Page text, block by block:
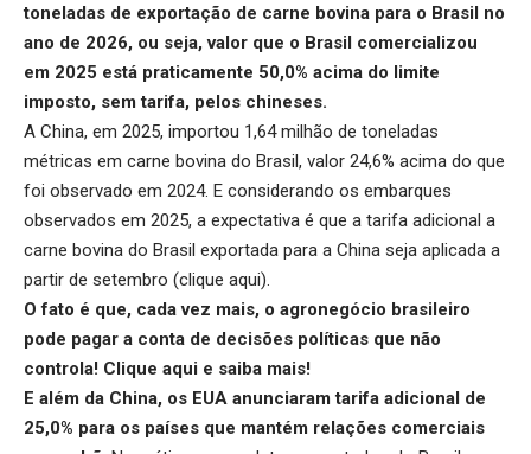
toneladas de exportação de carne bovina para o Brasil no
ano de 2026, ou seja, valor que o Brasil comercializou
em 2025 está praticamente 50,0% acima do limite
imposto, sem tarifa, pelos chineses.
A China, em 2025, importou 1,64 milhão de toneladas
métricas em carne bovina do Brasil, valor 24,6% acima do que
foi observado em 2024. E considerando os embarques
observados em 2025, a expectativa é que a tarifa adicional a
carne bovina do Brasil exportada para a China seja aplicada a
partir de setembro (clique aqui).
O fato é que, cada vez mais, o agronegócio brasileiro
pode pagar a conta de decisões políticas que não
controla! Clique aqui e saiba mais!
E além da China, os EUA anunciaram tarifa adicional de
25,0% para os países que mantém relações comerciais